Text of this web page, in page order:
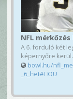
NFL
A 6. forduló két
képernyőre kerül.
bowl.hu/
_6_het#HOU